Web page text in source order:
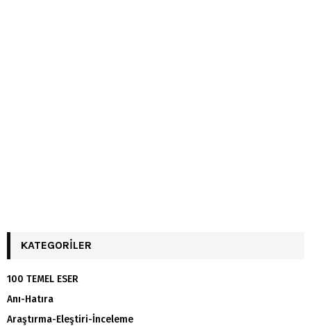
KATEGORILER
100 TEMEL ESER
Anı-Hatıra
Araştırma-Eleştiri-İnceleme